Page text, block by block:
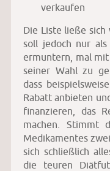
verkaufen
Die Liste ließe
soll jedoch nur
ermuntern, mal
seiner Wahl zu
dass
Rabatt anbieten
finanzieren, das
machen. Stimmt
Medikamentes
sich schließlich
die teuren